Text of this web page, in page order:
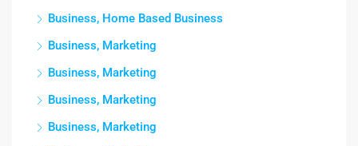
Business, Home Based Business
Business, Marketing
Business, Marketing
Business, Marketing
Business, Marketing